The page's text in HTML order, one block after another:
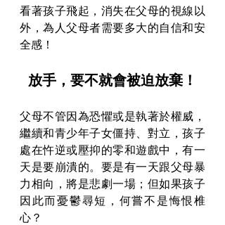
看著孩子飛起，消失在父母的視線以
外，為人父母者需要多大的自信和安
全感！
放手，要不就會被迫放棄！
父母不管因為恐懼或是執著於權威，
繼續和青少年子女僵持、對立，孩子
處在忤逆或壓抑的零和遊戲中，有一
天是要崩潰的。要是有一天跟父母暴
力相向，將是悲劇一場；但如果孩子
因此而憂鬱尋短，何嘗不是悔恨椎
心？